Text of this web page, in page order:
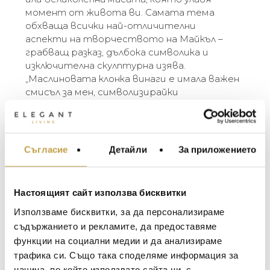
Съгласие Детайли За приложението
Настоящият сайт използва бисквитки
Използваме бисквитки, за да персонализираме
съдържанието и рекламите, да предоставяме
функции на социални медии и да анализираме
трафика си. Също така споделяме информация за
момент от живота ви. Самата тема
обхваща всички най-отличителни
аспекти на творчеството на Майкъл –
грабващ разказ, дълбока символика и
изключителна скулптурна изява.
„Маслиновата клонка винаги е имала важен
смисъл за мен, символизирайки
създаването на функционални предмети с
усещане за крехкост и интензивност. За
мен това е като природата, навлизаща в
дом.” – Michael Aram
The Michael Aram Olive Branch Collection is one
of the best known and most loved of Michael’s
motifs. The simple forms create objects that
serve wonderfully as stunning individual gifts or
МЕБЕЛИ ЗА ДОМА И
ЗА МАСАТА
ТЕКСТИЛ ЗА ДОМА
АРОМАТИ ЗА ДОМА
BACCARAT
TOM DIXON
MICHAEL ARAM